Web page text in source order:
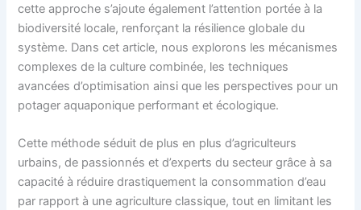
cette approche s’ajoute également l’attention portée à la
biodiversité locale, renforçant la résilience globale du
système. Dans cet article, nous explorons les mécanismes
complexes de la culture combinée, les techniques
avancées d’optimisation ainsi que les perspectives pour un
potager aquaponique performant et écologique.
Cette méthode séduit de plus en plus d’agriculteurs
urbains, de passionnés et d’experts du secteur grâce à sa
capacité à réduire drastiquement la consommation d’eau
par rapport à une agriculture classique, tout en limitant les